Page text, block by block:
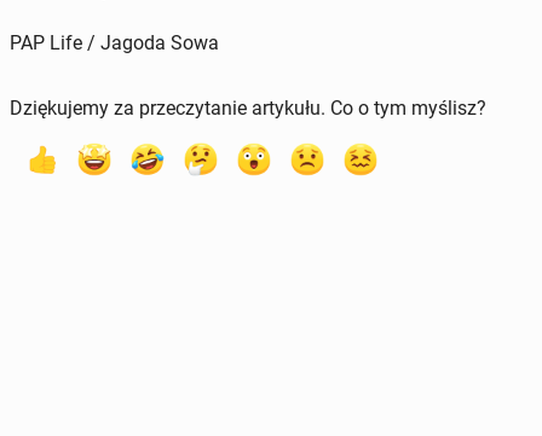
PAP Life / Jagoda Sowa
Dziękujemy za przeczytanie artykułu. Co o tym myślisz?